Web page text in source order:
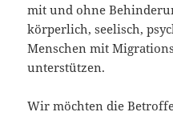
mit und ohne
körperlich, seelisch,
Menschen mit
unterstützen.
Wir möchten die